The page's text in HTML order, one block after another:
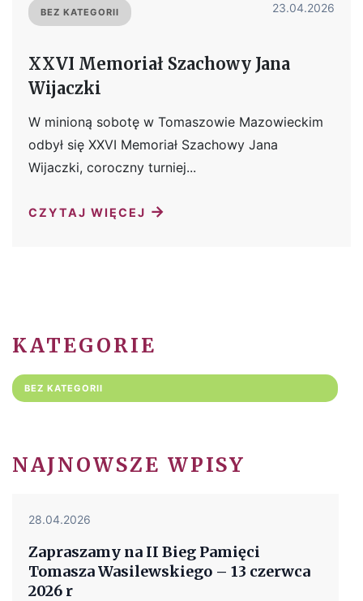
BEZ KATEGORII 23.04.2026
XXVI Memoriał Szachowy Jana
Wijaczki
W minioną sobotę w Tomaszowie Mazowieckim
odbył się XXVI Memoriał Szachowy Jana
Wijaczki, coroczny turniej...
CZYTAJ WIĘCEJ →
KATEGORIE
BEZ KATEGORII
NAJNOWSZE WPISY
28.04.2026
Zapraszamy na II Bieg Pamięci
Tomasza Wasilewskiego – 13 czerwca
2026 r